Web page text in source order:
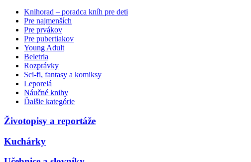
Knihorad – poradca kníh pre deti
Pre najmenších
Pre prvákov
Pre pubertiakov
Young Adult
Beletria
Rozprávky
Sci-fi, fantasy a komiksy
Leporelá
Náučné knihy
Ďalšie kategórie
Životopisy a reportáže
Kuchárky